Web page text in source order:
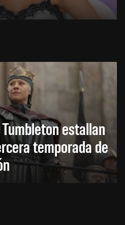
estallan
temporada de